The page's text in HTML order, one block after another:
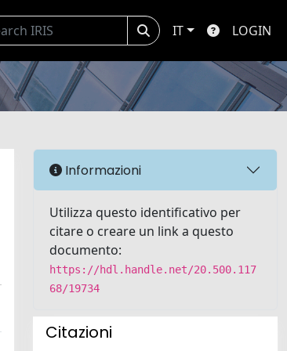
IT LOGIN
Informazioni
Utilizza questo identificativo per
citare o creare un link a questo
documento:
https://hdl.handle.net/20.500.117
68/19734
Citazioni